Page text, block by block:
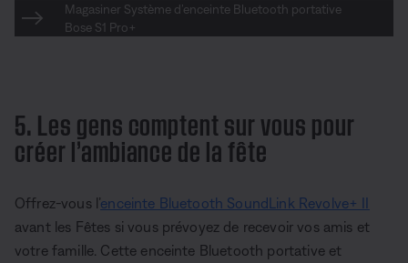
Magasiner Système d’enceinte Bluetooth portative
Bose S1 Pro+
5. Les gens comptent sur vous pour
créer l’ambiance de la fête
Offrez-vous l’enceinte Bluetooth SoundLink Revolve+ II
avant les Fêtes si vous prévoyez de recevoir vos amis et
votre famille. Cette enceinte Bluetooth portative et